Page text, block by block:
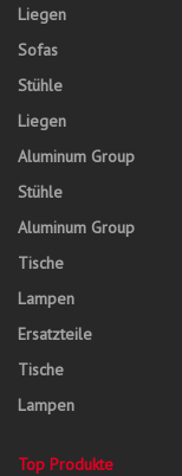
Liegen
Sofas
Stühle
Liegen
Aluminum Group
Stühle
Aluminum Group
Tische
Lampen
Ersatzteile
Tische
Lampen
Top Produkte